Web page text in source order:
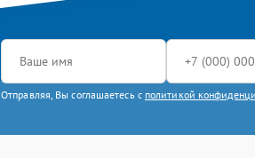
Отправляя, Вы соглашаетесь с политикой